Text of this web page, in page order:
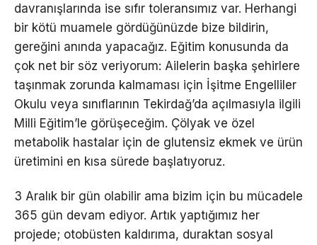
davranışlarında ise sıfır toleransımız var. Herhangi
bir kötü muamele gördüğünüzde bize bildirin,
gereğini anında yapacağız. Eğitim konusunda da
çok net bir söz veriyorum: Ailelerin başka şehirlere
taşınmak zorunda kalmaması için İşitme Engelliler
Okulu veya sınıflarının Tekirdağ’da açılmasıyla ilgili
Milli Eğitim’le görüşeceğim. Çölyak ve özel
metabolik hastalar için de glutensiz ekmek ve ürün
üretimini en kısa sürede başlatıyoruz.
3 Aralık bir gün olabilir ama bizim için bu mücadele
365 gün devam ediyor. Artık yaptığımız her
projede; otobüsten kaldırıma, duraktan sosyal